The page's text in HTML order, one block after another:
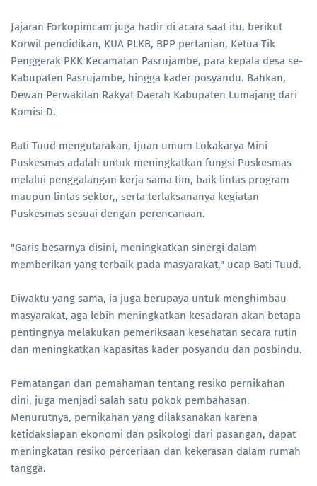
Jajaran Forkopimcam juga hadir di acara saat itu, berikut
Korwil pendidikan, KUA PLKB, BPP pertanian, Ketua Tik
Penggerak PKK Kecamatan Pasrujambe, para kepala desa se-
Kabupaten Pasrujambe, hingga kader posyandu. Bahkan,
Dewan Perwakilan Rakyat Daerah Kabupaten Lumajang dari
Komisi D.
Bati Tuud mengutarakan, tjuan umum Lokakarya Mini
Puskesmas adalah untuk meningkatkan fungsi Puskesmas
melalui penggalangan kerja sama tim, baik lintas program
maupun lintas sektor,, serta terlaksananya kegiatan
Puskesmas sesuai dengan perencanaan.
"Garis besarnya disini, meningkatkan sinergi dalam
memberikan yang terbaik pada masyarakat," ucap Bati Tuud.
Diwaktu yang sama, ia juga berupaya untuk menghimbau
masyarakat, aga lebih meningkatkan kesadaran akan betapa
pentingnya melakukan pemeriksaan kesehatan secara rutin
dan meningkatkan kapasitas kader posyandu dan posbindu.
Pematangan dan pemahaman tentang resiko pernikahan
dini, juga menjadi salah satu pokok pembahasan.
Menurutnya, pernikahan yang dilaksanakan karena
ketidaksiapan ekonomi dan psikologi dari pasangan, dapat
meningkatan resiko perceriaan dan kekerasan dalam rumah
tangga.